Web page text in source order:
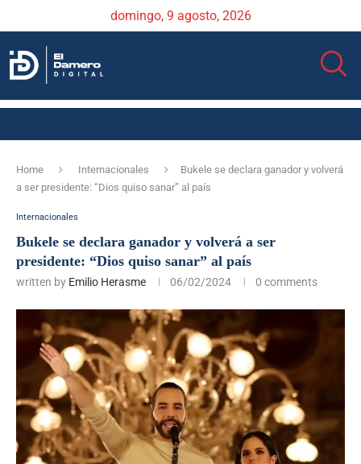
domingo, 9 agosto, 2026
Home Internacionales
Bukele se declara ganador y volverá
a ser presidente: “Dios quiso sanar” al país
Internacionales
Bukele se declara ganador y volverá a ser
presidente: “Dios quiso sanar” al país
written by Emilio Herasme 06/02/2024 0 comments